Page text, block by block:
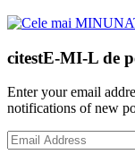
citestE-MI-L de
Enter your email
notifications of new
Email
Address